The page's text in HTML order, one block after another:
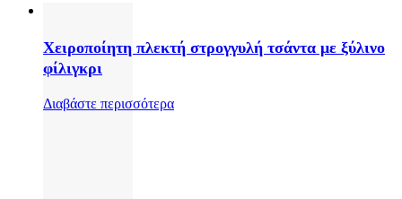
Χειροποίητη πλεκτή στρογγυλή τσάντα με ξύλινο
φίλιγκρι
Διαβάστε περισσότερα